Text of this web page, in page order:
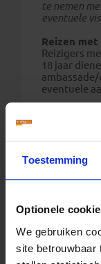
Toestemming
Optionele
We gebruiken
site betrouwbaar
te nemen
eventuele
Reizen
Reizigers
18 jaar
eventuele
worden of
om kind
Sommige
blijkt dat de
Informeer
consulaat